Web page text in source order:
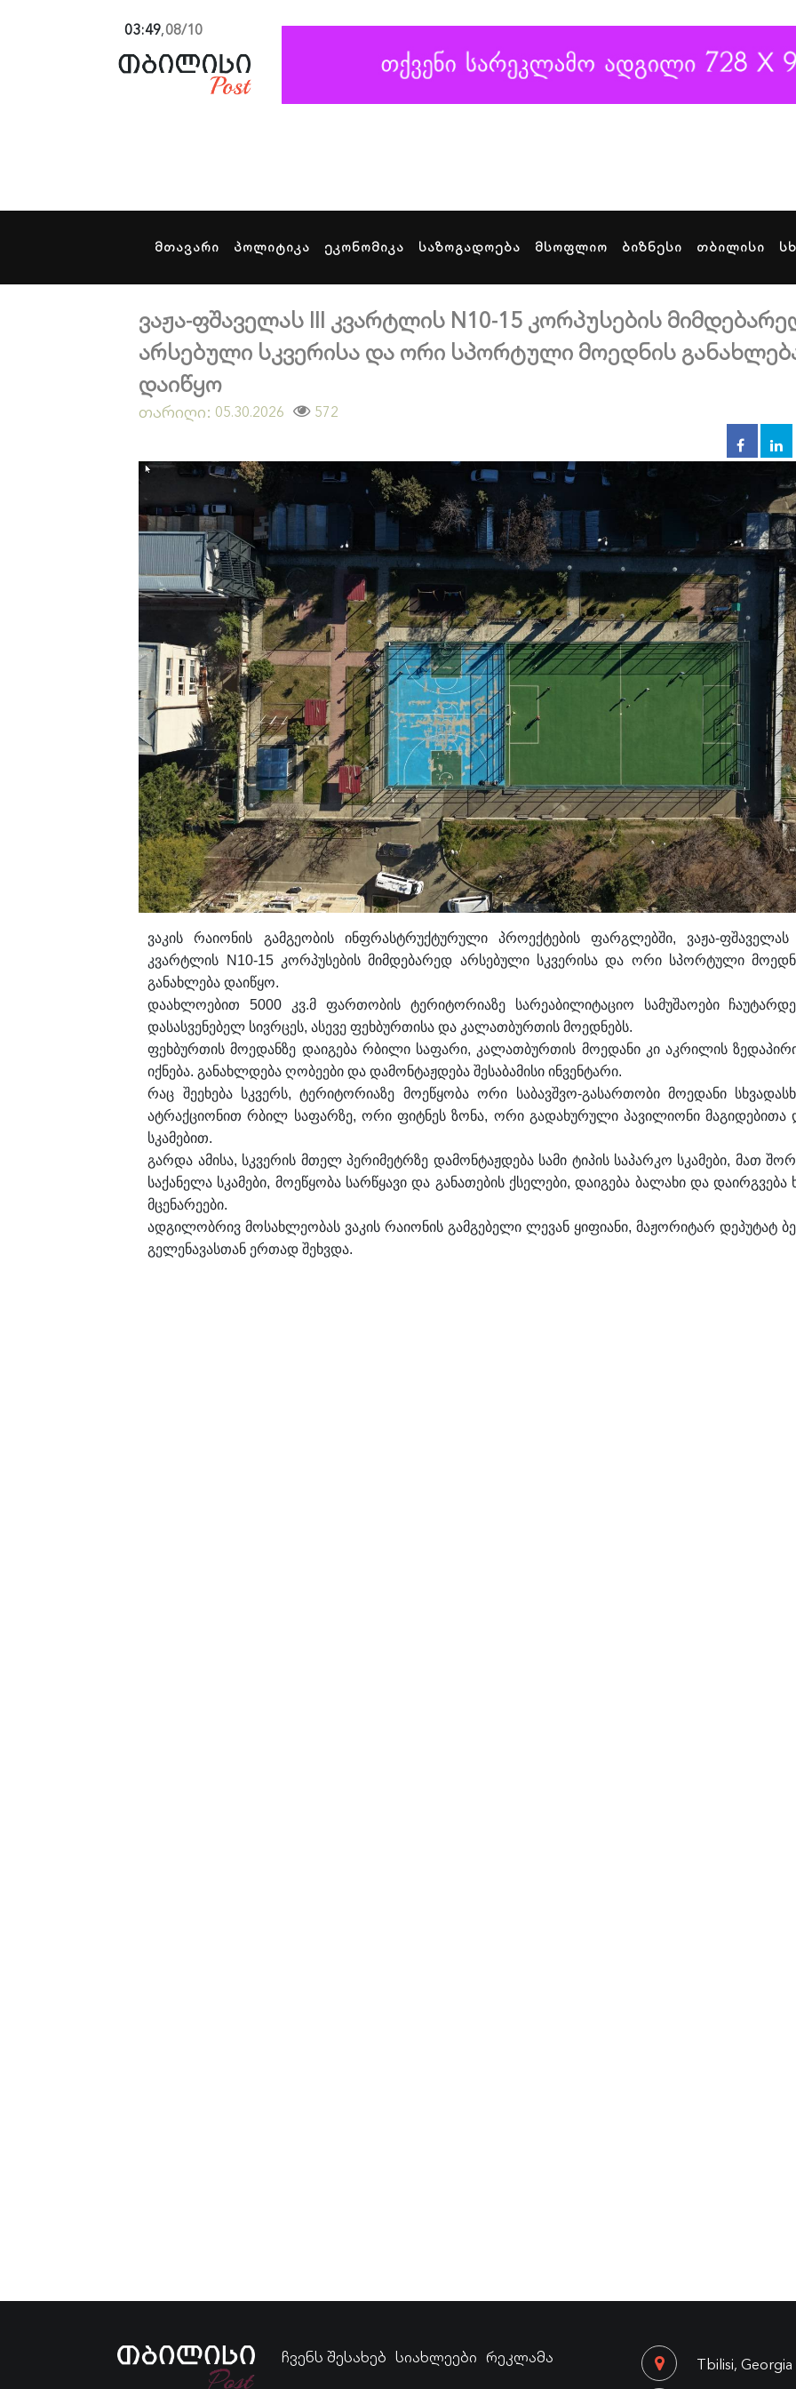
03:49,08/10
მთავარი პოლიტიკა ეკონომიკა საზოგადოება მსოფლიო ბიზნესი თბილისი
ვაჟა-ფშაველას III კვარტლის N10-15 კორპუსების
არსებული სკვერისა და ორი სპორტული მოედნის
დაიწყო
თარიღი: 05.30.2026 572
ვაკის რაიონის გამგეობის ინფრასტრუქტურული პროექტების ფარგლებში, ვაჟა-ფშაველას
კვარტლის N10-15 კორპუსების მიმდებარედ არსებული სკვერისა და ორი სპორტული
განახლება დაიწყო.
დაახლოებით 5000 კვ.მ ფართობის ტერიტორიაზე სარეაბილიტაციო სამუშაოები
დასასვენებელ სივრცეს, ასევე ფეხბურთისა და კალათბურთის მოედნებს.
ფეხბურთის მოედანზე დაიგება რბილი საფარი, კალათბურთის მოედანი კი აკრილის
იქნება. განახლდება ღობეები და დამონტაჟდება შესაბამისი ინვენტარი.
რაც შეეხება სკვერს, ტერიტორიაზე მოეწყობა ორი საბავშვო-გასართობი მოედანი
ატრაქციონით რბილ საფარზე, ორი ფიტნეს ზონა, ორი გადახურული პავილიონი მაგიდებითა
სკამებით.
გარდა ამისა, სკვერის მთელ პერიმეტრზე დამონტაჟდება სამი ტიპის საპარკო სკამები, მათ
საქანელა სკამები, მოეწყობა სარწყავი და განათების ქსელები, დაიგება ბალახი და დაირგვება
მცენარეები.
ადგილობრივ მოსახლეობას ვაკის რაიონის გამგებელი ლევან ყიფიანი, მაჟორიტარ დეპუტატ
გელენავასთან ერთად შეხვდა.
ჩვენს შესახებ სიახლეები რეკლამა Tbilisi, Georgia